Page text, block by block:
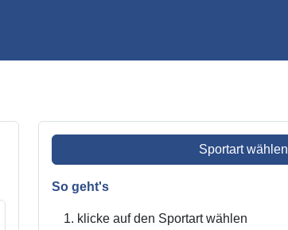
Sportart wählen
So geht's
klicke auf den Sportart wählen